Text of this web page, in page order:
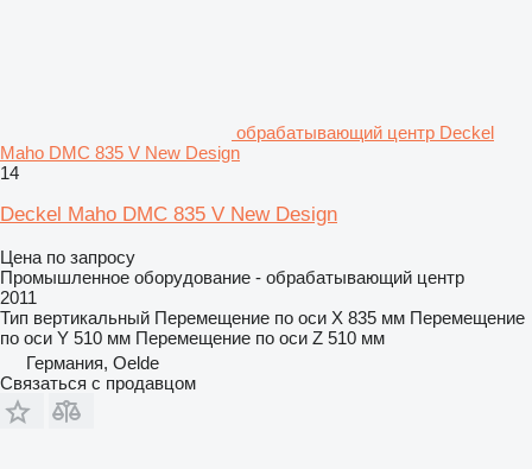
обрабатывающий центр Deckel
Maho DMC 835 V New Design
14
Deckel Maho DMC 835 V New Design
Цена по запросу
Промышленное оборудование - обрабатывающий центр
2011
Тип вертикальный Перемещение по оси X 835 мм Перемещение
по оси Y 510 мм Перемещение по оси Z 510 мм
Германия, Oelde
Связаться с продавцом